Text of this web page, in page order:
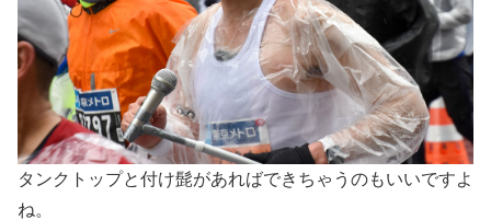
タンクトップと付け髭があればできちゃうのもいいですよ
ね。